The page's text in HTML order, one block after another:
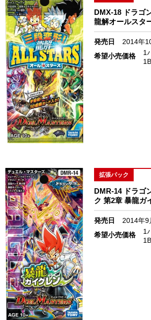
DMX-18 ドラゴ
龍解オールスタ
発売日
2014年
希望小売価格
1
拡張パック
DMR-14 ドラゴ
ク 第2章 暴龍ガ
発売日
2014年9
希望小売価格
1